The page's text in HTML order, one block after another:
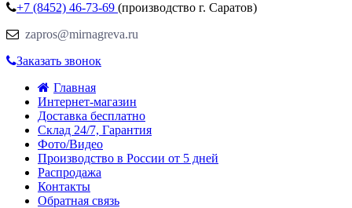
+7 (8452) 46-73-69 (производство г. Саратов)
zapros@mirnagreva.ru
Заказать звонок
Главная
Интернет-магазин
Доставка бесплатно
Склад 24/7, Гарантия
Фото/Видео
Производство в России от 5 дней
Распродажа
Контакты
Обратная связь